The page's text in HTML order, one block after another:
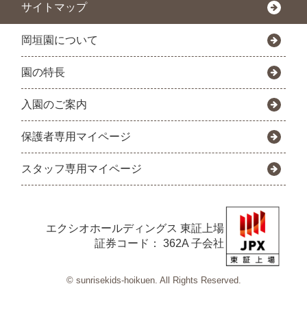
サイトマップ
岡垣園について
園の特長
入園のご案内
保護者専用マイページ
スタッフ専用マイページ
エクシオホールディングス 東証上場
証券コード： 362A 子会社
© sunrisekids-hoikuen. All Rights Reserved.